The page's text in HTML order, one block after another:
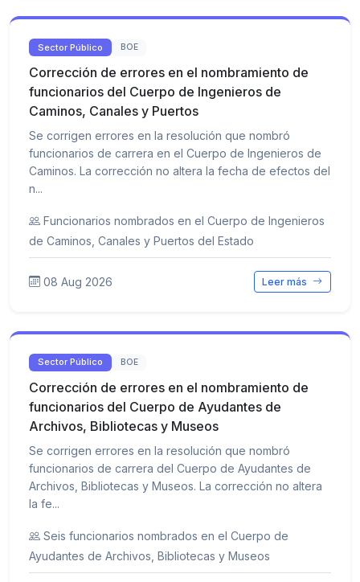
Sector Público BOE
Corrección de errores en el nombramiento de
funcionarios del Cuerpo de Ingenieros de
Caminos, Canales y Puertos
Se corrigen errores en la resolución que nombró
funcionarios de carrera en el Cuerpo de Ingenieros de
Caminos. La corrección no altera la fecha de efectos del
n...
Funcionarios nombrados en el Cuerpo de Ingenieros
de Caminos, Canales y Puertos del Estado
08 Aug 2026 Leer más
Sector Público BOE
Corrección de errores en el nombramiento de
funcionarios del Cuerpo de Ayudantes de
Archivos, Bibliotecas y Museos
Se corrigen errores en la resolución que nombró
funcionarios de carrera del Cuerpo de Ayudantes de
Archivos, Bibliotecas y Museos. La corrección no altera
la fe...
Seis funcionarios nombrados en el Cuerpo de
Ayudantes de Archivos, Bibliotecas y Museos